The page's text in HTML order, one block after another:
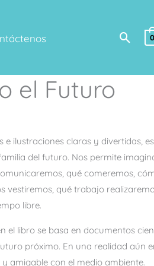
0
el Futuro
e ilustraciones claras y divertidas,
del futuro. Nos permite
qué comeremos,
vestiremos, qué trabajo
libre.
el libro se basa en documentos
próximo. En una realidad aún
amigable con el medio ambiente.